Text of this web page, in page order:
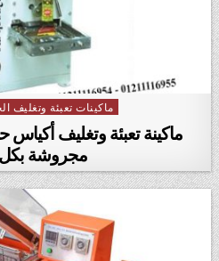
Posted in
ماكينات تعبئة وتغليف
ماكينة تعبئة وتغليف
مجروشة بكل